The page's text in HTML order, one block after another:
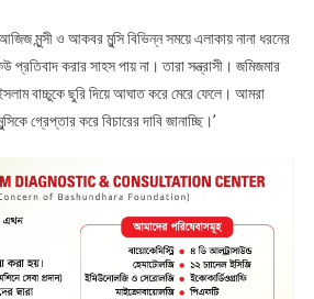
মুন্সী ও আকবর মুন্সি বিভিন্ন সময়ে এলাকায় নানা ধরনের
প্রতিবাদ করার সাহস পায় না। তারা সন্ত্রাসী। জমিজমার
বাচ্চুকে ছুরি দিয়ে আঘাত করে মেরে ফেলে। আমরা
গ্রেপ্তার করে বিচারের দাবি জানাচ্ছি।’